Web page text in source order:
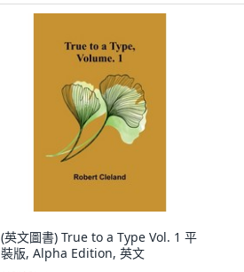
(英文圖書) True to a Type Vol. 1 平
裝版, Alpha Edition, 英文